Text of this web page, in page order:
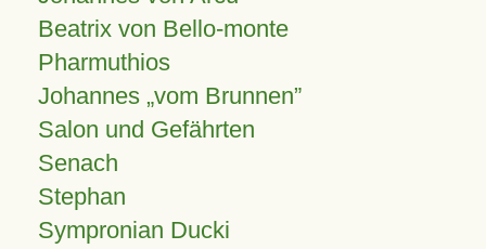
Beatrix von Bello-monte
Pharmuthios
Johannes vom Brunnen
Salon und Gefährten
Senach
Stephan
Sympronian Ducki